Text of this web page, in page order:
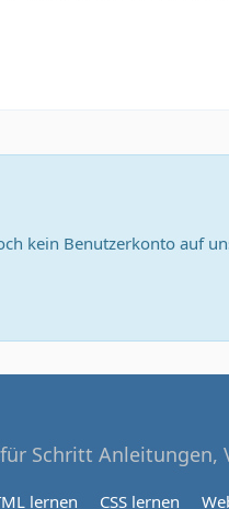
kein Benutzerkonto auf
Schritt Anleitungen,
lernen CSS lernen